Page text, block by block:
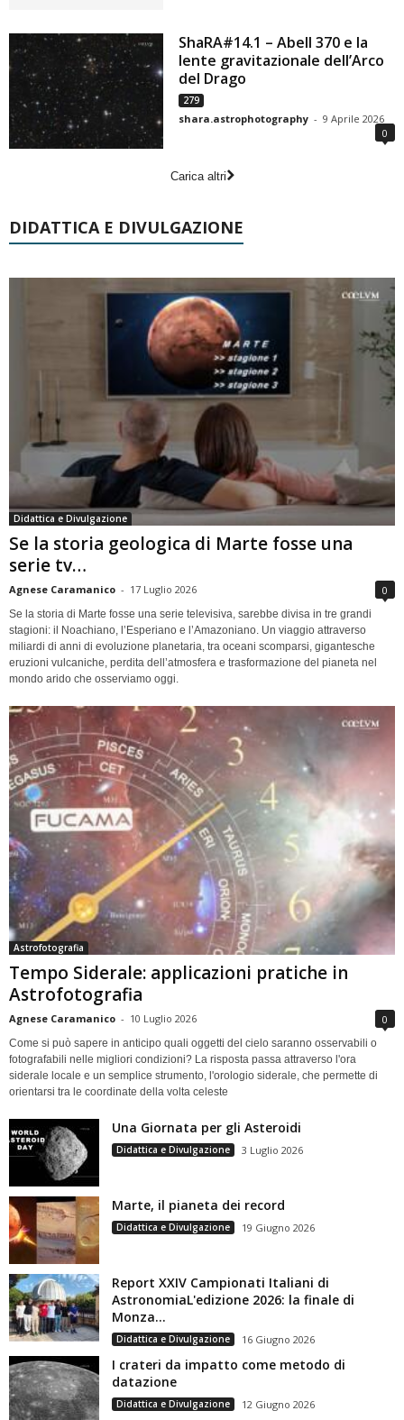
ShaRA#14.1 – Abell 370 e la
lente gravitazionale dell’Arco
del Drago
279
shara.astrophotography - 9 Aprile 2026
0
Carica altri
DIDATTICA E DIVULGAZIONE
Didattica e Divulgazione
Se la storia geologica di Marte fosse una
serie tv…
Agnese Caramanico - 17 Luglio 2026 0
Se la storia di Marte fosse una serie televisiva, sarebbe divisa in tre grandi
stagioni: il Noachiano, l’Esperiano e l’Amazoniano. Un viaggio attraverso
miliardi di anni di evoluzione planetaria, tra oceani scomparsi, gigantesche
eruzioni vulcaniche, perdita dell’atmosfera e trasformazione del pianeta nel
mondo arido che osserviamo oggi.
Astrofotografia
Tempo Siderale: applicazioni pratiche in
Astrofotografia
Agnese Caramanico - 10 Luglio 2026 0
Come si può sapere in anticipo quali oggetti del cielo saranno osservabili o
fotografabili nelle migliori condizioni? La risposta passa attraverso l'ora
siderale locale e un semplice strumento, l'orologio siderale, che permette di
orientarsi tra le coordinate della volta celeste
Una Giornata per gli Asteroidi
Didattica e Divulgazione 3 Luglio 2026
Marte, il pianeta dei record
Didattica e Divulgazione 19 Giugno 2026
Report XXIV Campionati Italiani di
AstronomiaL'edizione 2026: la finale di
Monza...
Didattica e Divulgazione 16 Giugno 2026
I crateri da impatto come metodo di
datazione
Didattica e Divulgazione 12 Giugno 2026